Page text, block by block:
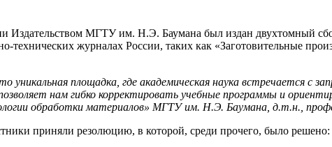
Издательством МГТУ им. Н.Э. Баумана был издан двухтомный
технических журналах России, таких как «Заготовительные
уникальная площадка, где академическая наука встречается
позволяет нам гибко корректировать учебные программы и
обработки материалов» МГТУ им. Н.Э. Баумана, д.т.н.,
приняли резолюцию, в которой, среди прочего, было решено: